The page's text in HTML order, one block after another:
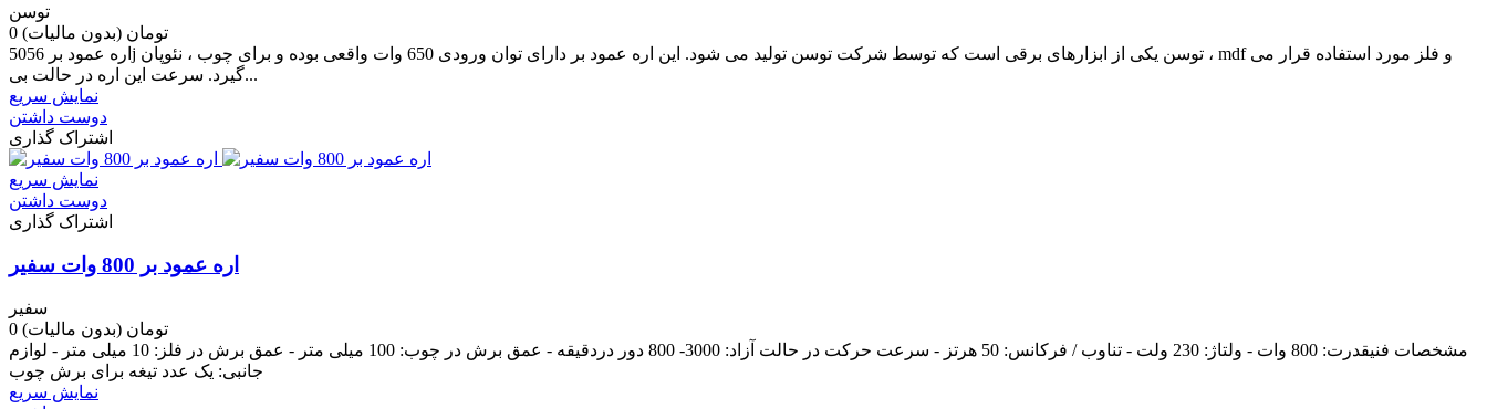
توسن
0 تومان (بدون مالیات)
اره عمود بر 5056j توسن یکی از ابزارهای برقی است که توسط شرکت توسن تولید می شود. این اره عمود بر دارای توان ورودی 650 وات واقعی بوده و برای چوب ، نئوپان ، mdf و فلز مورد استفاده قرار می
گیرد. سرعت این اره در حالت بی...
نمایش سریع
دوست داشتن
اشتراک گذاری
نمایش سریع
دوست داشتن
اشتراک گذاری
اره عمود بر 800 وات سفیر
سفیر
0 تومان (بدون مالیات)
مشخصات فنیقدرت: 800 وات - ولتاژ: 230 ولت - تناوب / فرکانس: 50 هرتز - سرعت حرکت در حالت آزاد: 3000- 800 دور دردقیقه - عمق برش در چوب: 100 میلی متر - عمق برش در فلز: 10 میلی متر - لوازم
جانبی: یک عدد تیغه برای برش چوب
نمایش سریع